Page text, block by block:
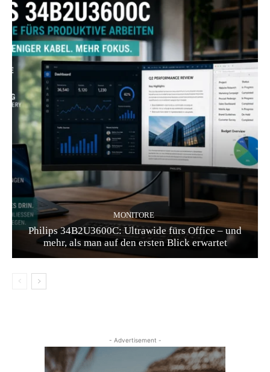
MONITORE
Philips 34B2U3600C: Ultrawide fürs Office – und
mehr, als man auf den ersten Blick erwartet
- Advertisement -